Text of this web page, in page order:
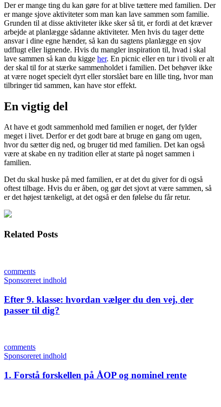
Der er mange ting du kan gøre for at blive tættere med familien. Der
er mange sjove aktiviteter som man kan lave sammen som familie.
Grunden til at disse aktiviteter ikke sker så tit, er fordi at det kræver
arbejde at planlægge sådanne aktiviteter. Men hvis du tager dette
ansvar i dine egne hænder, så kan du sagtens planlægge en sjov
udflugt eller lignende. Hvis du mangler inspiration til, hvad i skal
lave sammen så kan du kigge her. En picnic eller en tur i tivoli er alt
der skal til for at stærke sammenholdet i familien. Det behøver ikke
at være noget specielt dyrt eller storslået bare en lille ting, hvor man
tilbringer tid sammen, kan have stor effekt.
En vigtig del
At have et godt sammenhold med familien er noget, der fylder
meget i livet. Derfor er det godt bare at bruge en gang om ugen,
hvor du sætter dig ned, og bruger tid med familien. Det kan også
være at skabe en ny tradition eller at starte på noget sammen i
familien.
Det du skal huske på med familien, er at det du giver for di også
oftest tilbage. Hvis du er åben, og gør det sjovt at være sammen, så
er det højest tænkeligt, at det også er den følelse du får retur.
Related Posts
comments
Sponsoreret indhold
Efter 9. klasse: hvordan vælger du den vej, der
passer til dig?
comments
Sponsoreret indhold
1. Forstå forskellen på ÅOP og nominel rente